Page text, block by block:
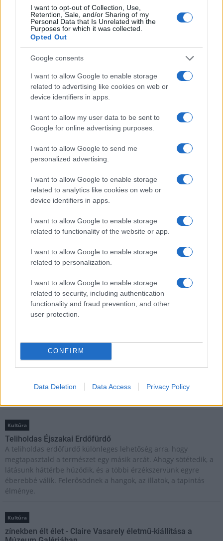
I want to opt-out of Collection, Use,
Retention, Sale, and/or Sharing of my
Personal Data that Is Unrelated with the
Purposes for which it was collected.
Opted Out
Google consents
I want to allow Google to enable storage
related to advertising like cookies on web or
device identifiers in apps.
I want to allow my user data to be sent to
Google for online advertising purposes.
I want to allow Google to send me
personalized advertising.
I want to allow Google to enable storage
related to analytics like cookies on web or
device identifiers in apps.
I want to allow Google to enable storage
related to functionality of the website or app.
I want to allow Google to enable storage
related to personalization.
I want to allow Google to enable storage
related to security, including authentication
functionality and fraud prevention, and other
user protection.
CONFIRM
Data Deletion Data Access Privacy Policy
Országos hírek
Túlfogyasztás napja - július 30-ra
felhasználta az emberiség a Föld egész
évre elegendő erőforrásait
Open Orfű: mozgás, zene, közösség
E-mail cím
Feliratkozom a hírlevélre és elfogadom azadatvédelmi
FELIRATKOZÁS
Brandnyúl mini disco
A világon évente mintegy 25 millió tonna őszibarack terem, Kína
Kultúra
Teliholdas Éjszakai Erdőfürdő
A teliholdas erdőfürdő különleges lehetőség arra, hogy
megtapasztald a természet egy másik arcát. Ahogy sötétedik, a
látásunk háttérbe húzódik, és a többi érzékszervünk egyre
éberebbé válik. Felerősödnek a hangok, az illatok, a tapintás
élménye.
Kultúra
zínekben élt élet - Claire Vasarely életmű-kiállítása a